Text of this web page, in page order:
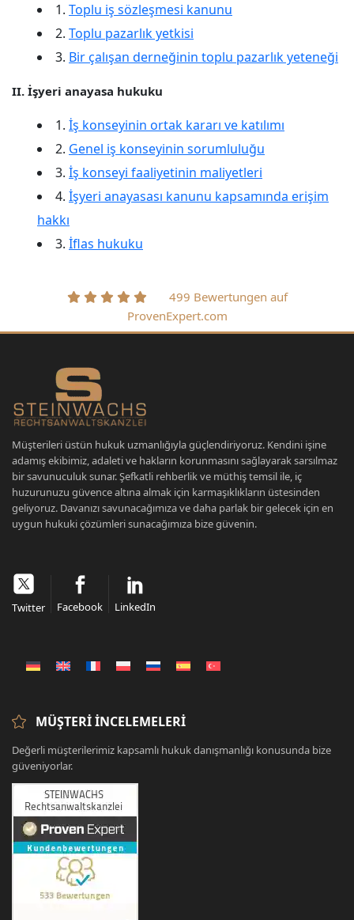
1. Toplu iş sözleşmesi kanunu
2. Toplu pazarlık yetkisi
3. Bir çalışan derneğinin toplu pazarlık yeteneği
II. İşyeri anayasa hukuku
1. İş konseyinin ortak kararı ve katılımı
2. Genel iş konseyinin sorumluluğu
3. İş konseyi faaliyetinin maliyetleri
4. İşyeri anayasası kanunu kapsamında erişim
hakkı
3. İflas hukuku
499 Bewertungen auf
ProvenExpert.com
Müşterileri üstün hukuk uzmanlığıyla güçlendiriyoruz. Kendini işine
adamış ekibimiz, adaleti ve hakların korunmasını sağlayarak sarsılmaz
bir savunuculuk sunar. Şefkatli rehberlik ve müthiş temsil ile, iç
huzurunuzu güvence altına almak için karmaşıklıkların üstesinden
geliyoruz. Davanızı savunacağımıza ve daha parlak bir gelecek için en
uygun hukuki çözümleri sunacağımıza bize güvenin.
Twitter Facebook LinkedIn
MÜŞTERI İNCELEMELERI
Değerli müşterilerimiz kapsamlı hukuk danışmanlığı konusunda bize
güveniyorlar.